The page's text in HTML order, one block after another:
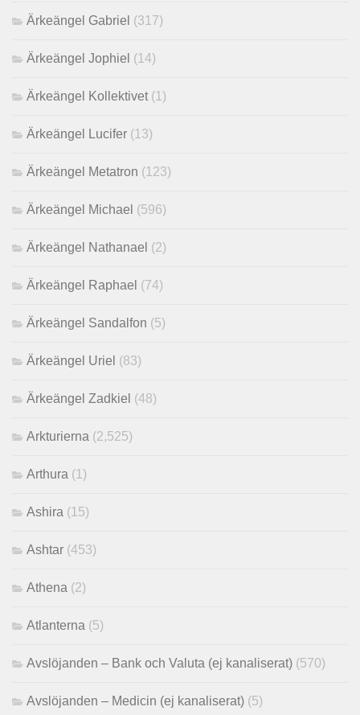
Ärkeängel Gabriel (317)
Ärkeängel Jophiel (14)
Ärkeängel Kollektivet (1)
Ärkeängel Lucifer (13)
Ärkeängel Metatron (123)
Ärkeängel Michael (596)
Ärkeängel Nathanael (2)
Ärkeängel Raphael (74)
Ärkeängel Sandalfon (5)
Ärkeängel Uriel (83)
Ärkeängel Zadkiel (48)
Arkturierna (2,525)
Arthura (1)
Ashira (15)
Ashtar (453)
Athena (2)
Atlanterna (5)
Avslöjanden – Bank och Valuta (ej kanaliserat) (570)
Avslöjanden – Medicin (ej kanaliserat) (5)